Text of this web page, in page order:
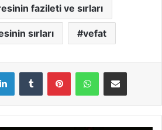
fazileti ve sırları
sırları vefat